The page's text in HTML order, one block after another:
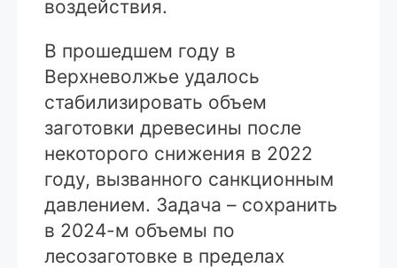
воздействия.
В прошедшем году в
Верхневолжье удалось
стабилизировать объем
заготовки древесины после
некоторого снижения в 2022
году, вызванного санкционным
давлением. Задача – сохранить
в 2024-м объемы по
лесозаготовке в пределах